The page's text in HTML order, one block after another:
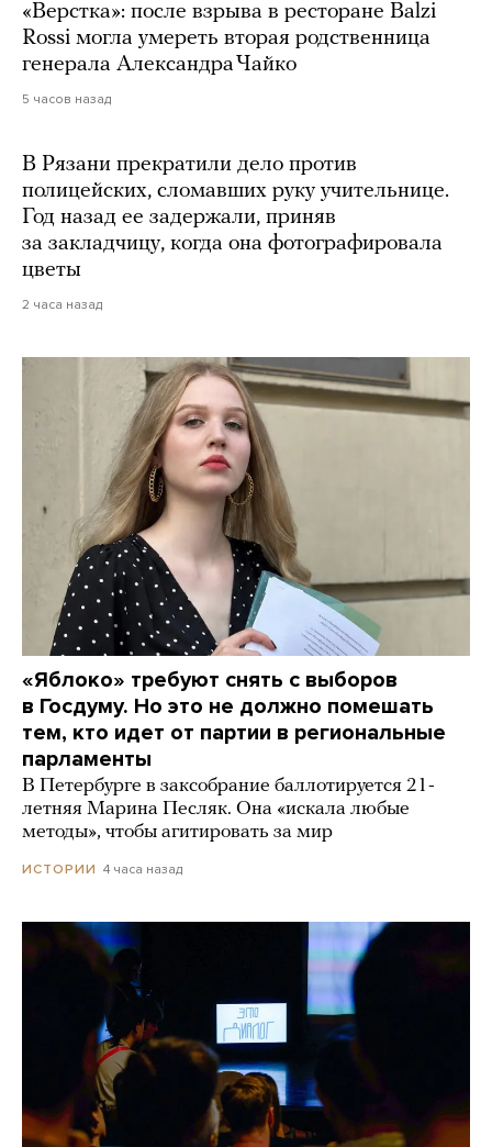
«Верстка»: после взрыва в ресторане Balzi
Rossi могла умереть вторая родственница
генерала Александра Чайко
5 часов назад
В Рязани прекратили дело против
полицейских, сломавших руку учительнице.
Год назад ее задержали, приняв
за закладчицу, когда она фотографировала
цветы
2 часа назад
«Яблоко» требуют снять с выборов
в Госдуму. Но это не должно помешать
тем, кто идет от партии в региональные
парламенты
В Петербурге в заксобрание баллотируется 21-
летняя Марина Песляк. Она «искала любые
методы», чтобы агитировать за мир
ИСТОРИИ 4 часа назад